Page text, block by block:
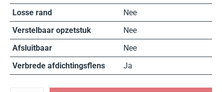
Losse rand
Nee
Verstelbaar opzetstuk
Nee
Afsluitbaar
Nee
Verbrede afdichtingsflens
Ja